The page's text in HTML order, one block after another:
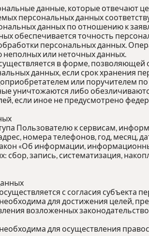
данные, которые отвечают
персональных данных
данных по отношению к
обеспечивается точность
персональных данных.
или неточных данных.
в форме,
данных, если срок хранения
или поручителем
уничтожаются либо
если иное не предусмотрено
Пользователю к сервисам,
номера телефонов, год, месяц,
«Об информации,
сбор, запись, систематизация,
с согласия субъекта
для достижения целей,
возложенных
для осуществления